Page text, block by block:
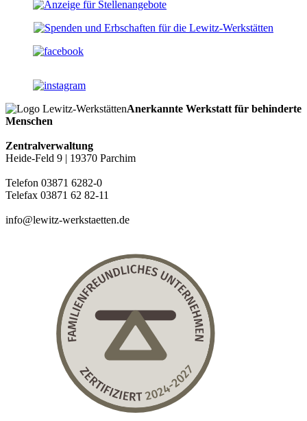
Anerkannte Werkstatt für behinderte
Menschen
Zentralverwaltung
Heide-Feld 9 | 19370 Parchim
Telefon 03871 6282-0
Telefax 03871 62 82-11
info@lewitz-werkstaetten.de